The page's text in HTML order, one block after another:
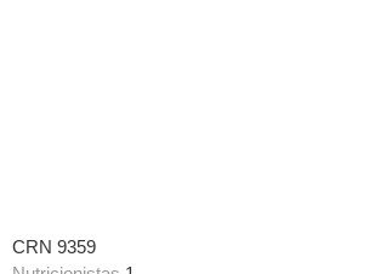
CRN 9359